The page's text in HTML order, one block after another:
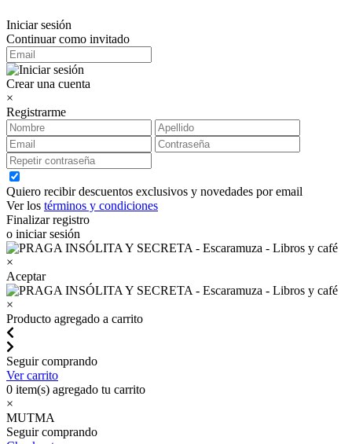
Iniciar sesión
Continuar como invitado
Crear una cuenta
×
Registrarme
Quiero recibir descuentos exclusivos y novedades por email
Ver los términos y condiciones
Finalizar registro
o iniciar sesión
×
Aceptar
×
Producto agregado a carrito
Seguir comprando
Ver carrito
0 item(s) agregado tu carrito
×
MUTMA
Seguir comprando